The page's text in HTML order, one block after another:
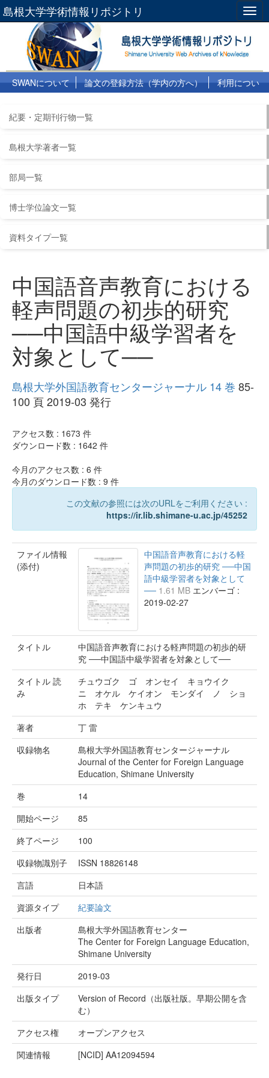
島根大学学術情報リポジトリ
SWANについて 論文の登録方法（学内の方へ）
利用につい
紀要・定期刊行物一覧
島根大学著者一覧
部局一覧
博士学位論文一覧
資料タイプ一覧
中国語音声教育における
軽声問題の初歩的研究
──中国語中級学習者を
対象として──
島根大学外国語教育センタージャーナル 14 巻 85-
100 頁 2019-03 発行
アクセス数 : 1673 件
ダウンロード数 : 1642 件
今月のアクセス数 : 6 件
今月のダウンロード数 : 9 件
この文献の参照には次のURLをご利用ください :
https://ir.lib.shimane-u.ac.jp/45252
ファイル情報
(添付)
中国語音声教育における軽
声問題の初歩的研究 ──中国
語中級学習者を対象として
── 1.61 MB エンバーゴ :
2019-02-27
タイトル
中国語音声教育における軽声問題の初歩的研
究 ──中国語中級学習者を対象として──
タイトル 読
み
チュウゴク ゴ オンセイ キョウイク
ニ オケル ケイオン モンダイ ノ ショ
ホ テキ ケンキュウ
著者
丁 雷
収録物名
島根大学外国語教育センタージャーナル
Journal of the Center for Foreign Language
Education, Shimane University
巻
14
開始ページ
85
終了ページ
100
収録物識別子
ISSN 18826148
言語
日本語
資源タイプ
紀要論文
出版者
島根大学外国語教育センター
The Center for Foreign Language Education,
Shimane University
発行日
2019-03
出版タイプ
Version of Record（出版社版。早期公開を含
む）
アクセス権
オープンアクセス
関連情報
[NCID] AA12094594